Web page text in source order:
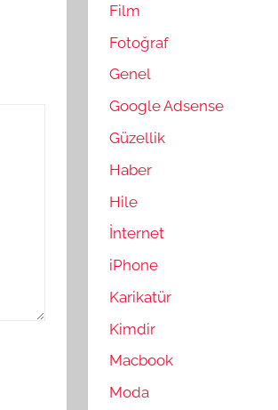
Film
Fotoğraf
Genel
Google Adsense
Güzellik
Haber
Hile
İnternet
iPhone
Karikatür
Kimdir
Macbook
Moda